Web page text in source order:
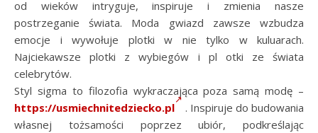
od wieków intryguje, inspiruje i zmienia nasze
postrzeganie świata. Moda gwiazd zawsze wzbudza
emocje i wywołuje plotki w nie tylko w kuluarach.
Najciekawsze plotki z wybiegów i pl otki ze świata
celebrytów.
Styl sigma to filozofia wykraczająca poza samą modę –
https://usmiechnitedziecko.pl
. Inspiruje do budowania
własnej tożsamości poprzez ubiór, podkreślając